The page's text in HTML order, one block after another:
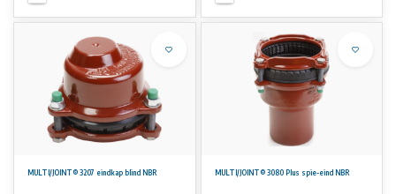
MULTI/JOINT® 3207 eindkap blind NBR MULTI/JOINT® 3080 Plus spie-eind NBR